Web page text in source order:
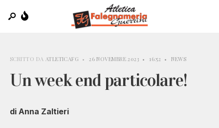
SCRITTO DA ATLETICAFG • 26 NOVEMBRE 2023 • 16:52 • NEWS
Un week end particolare!
di Anna Zaltieri